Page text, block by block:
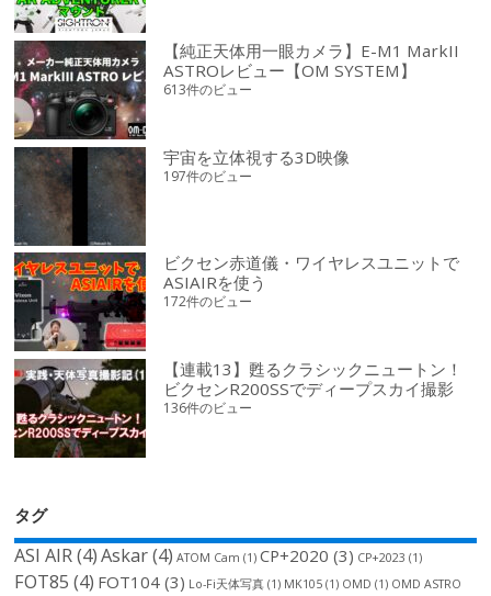
【純正天体用一眼カメラ】E-M1 MarkII
ASTROレビュー【OM SYSTEM】
613件のビュー
宇宙を立体視する3D映像
197件のビュー
ビクセン赤道儀・ワイヤレスユニットで
ASIAIRを使う
172件のビュー
【連載13】甦るクラシックニュートン！
ビクセンR200SSでディープスカイ撮影
136件のビュー
タグ
ASI AIR(4) Askar(4) ATOM Cam (1) CP+2020 (3) CP+2023 (1)
FOT85 (4) FOT104 (3) Lo-Fi天体写真 (1) MK105 (1) OMD (1) OMD ASTRO